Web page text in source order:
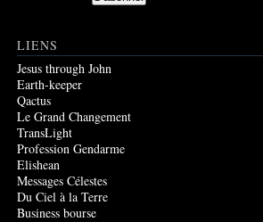
LIENS
Jesus through John
Earth-keeper
Qactus
Le Grand Changement
TransLight
Profession Gendarme
Elishean
Messages Célestes
Du Ciel à la Terre
Business bourse